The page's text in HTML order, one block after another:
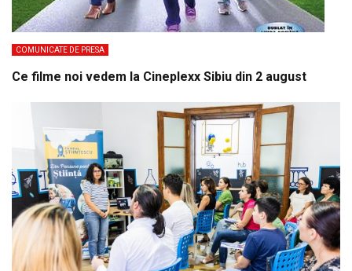
COMUNICATE DE PRESA
Ce filme noi vedem la Cineplexx Sibiu din 2 august